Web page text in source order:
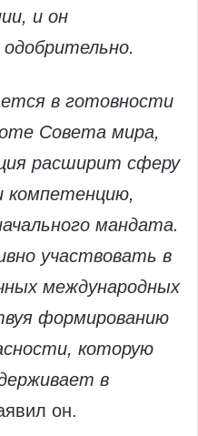
и он
в готовности
Совета мира,
расширит сферу
компетенцию,
мандата.
участвовать в
международных
формированию
которую
в
он.